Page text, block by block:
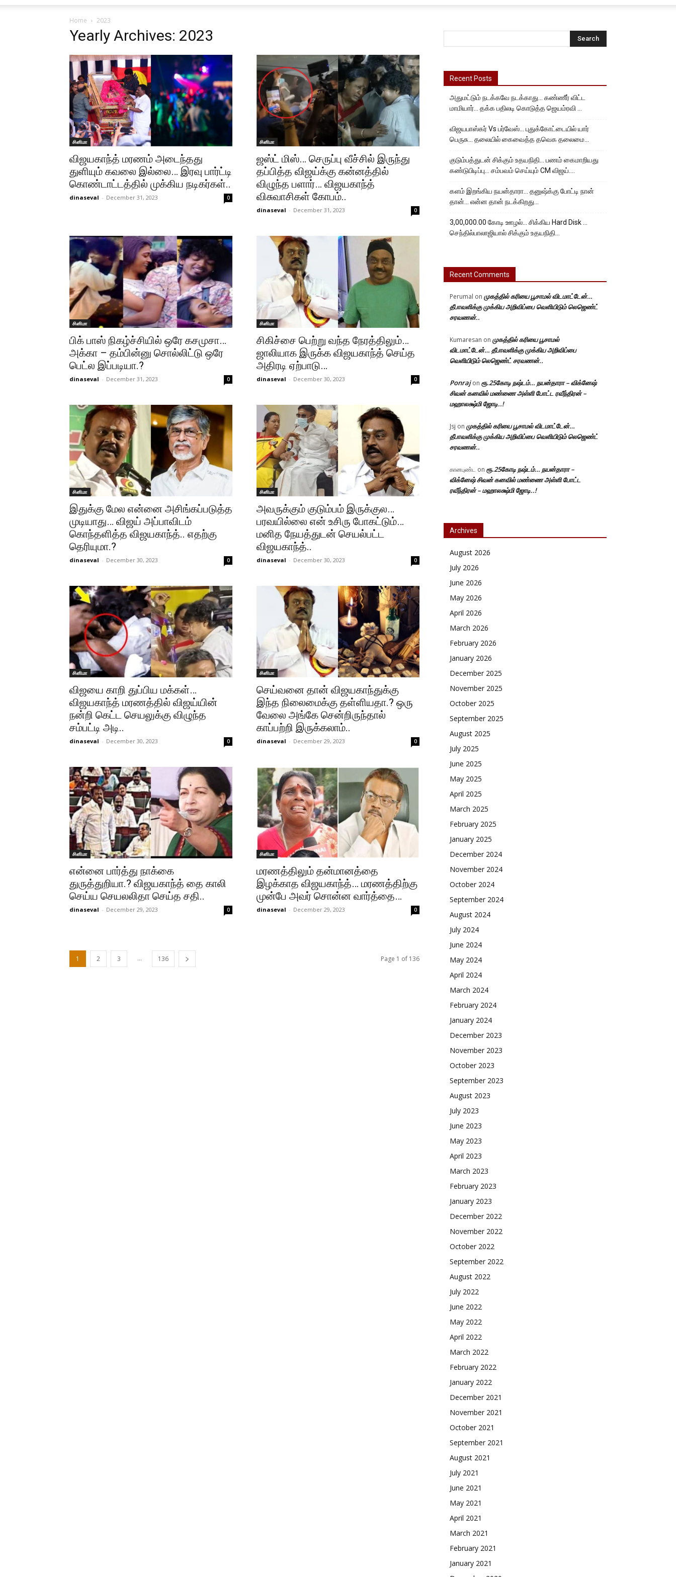
Home 2023
Yearly Archives: 2023
சினிமா
விஜயகாந்த் மரணம் அடைந்தது
துளியும் கவலை இல்லை… இரவு பார்ட்டி
கொண்டாட்டத்தில் முக்கிய நடிகர்கள்..
dinaseval - December 31, 2023 0
சினிமா
ஜஸ்ட் மிஸ்… செருப்பு வீச்சில் இருந்து
தப்பித்த விஜய்க்கு கன்னத்தில்
விழுந்த பளார்… விஜயகாந்த்
விசுவாசிகள் கோபம்..
dinaseval - December 31, 2023 0
சினிமா
பிக் பாஸ் நிகழ்ச்சியில் ஒரே கசமுசா…
அக்கா – தம்பின்னு சொல்லிட்டு ஒரே
பெட்ல இப்படியா.?
dinaseval - December 31, 2023 0
சினிமா
சிகிச்சை பெற்று வந்த நேரத்திலும்…
ஜாலியாக இருக்க விஜயகாந்த் செய்த
அதிரடி ஏற்பாடு…
dinaseval - December 30, 2023 0
சினிமா
இதுக்கு மேல என்னை அசிங்கப்படுத்த
முடியாது… விஜய் அப்பாவிடம்
கொந்தளித்த விஜயகாந்த்.. எதற்கு
தெரியுமா.?
dinaseval - December 30, 2023 0
சினிமா
அவருக்கும் குடும்பம் இருக்குல…
பரவயில்லை என் உசிரு போகட்டும்…
மனித நேயத்துடன் செயல்பட்ட
விஜயகாந்த்..
dinaseval - December 30, 2023 0
சினிமா
விஜயை காறி துப்பிய மக்கள்…
விஜயகாந்த் மரணத்தில் விஜய்யின்
நன்றி கெட்ட செயலுக்கு விழுந்த
சம்பட்டி அடி..
dinaseval - December 30, 2023 0
சினிமா
செய்வனை தான் விஜயகாந்துக்கு
இந்த நிலைமைக்கு தள்ளியதா.? ஒரு
வேலை அங்கே சென்றிருந்தால்
காப்பற்றி இருக்கலாம்..
dinaseval - December 29, 2023 0
சினிமா
என்னை பார்த்து நாக்கை
துருத்துறியா.? விஜயகாந்த் தை காலி
செய்ய செயலலிதா செய்த சதி..
dinaseval - December 29, 2023 0
சினிமா
மரணத்திலும் தன்மானத்தை
இழக்காத விஜயகாந்த்… மரணத்திற்கு
முன்பே அவர் சொன்ன வார்த்தை…
dinaseval - December 29, 2023 0
1 2 3 ... 136 Page 1 of 136
Recent Posts
அதுமட்டும் நடக்கவே நடக்காது… கண்ணீர் விட்ட
மாமியார்… தக்க பதிலடி கொடுத்த ஜெயம்ரவி …
விஜயபாஸ்கர் Vs பர்வேஸ்… புதுக்கோட்டையில் யார்
பெருசு… தலையில் கைவைத்த தவெக தலைமை…
குடும்பத்துடன் சிக்கும் உதயநிதி… பணம் கைமாறியது
கண்டுபிடிப்பு… சம்பவம் செய்யும் CM விஜய்….
களம் இறங்கிய நயன்தாரா… தனுஷ்க்கு போட்டி நான்
தான்… என்ன தான் நடக்கிறது…
3,00,000.00 கோடி ஊழல்… சிக்கிய Hard Disk …
செந்தில்பாலாஜியால் சிக்கும் உதயநிதி…
Recent Comments
Perumal on முகத்தில் கரியை பூசாமல் விடமாட்டேன்…
தீபாவளிக்கு முக்கிய அறிவிப்பை வெளியிடும் லெஜெண்ட்
சரவணன்..
Kumaresan on முகத்தில் கரியை பூசாமல்
விடமாட்டேன்… தீபாவளிக்கு முக்கிய அறிவிப்பை
வெளியிடும் லெஜெண்ட் சரவணன்..
Ponrajon ரூ.25கோடி நஷ்டம்… நயன்தாரா – விக்னேஷ்
சிவன் கனவில் மண்ணை அள்ளி போட்ட ரவீந்திரன் –
மஹாலக்ஷ்மி ஜோடி..!
Jsj on முகத்தில் கரியை பூசாமல் விடமாட்டேன்…
தீபாவளிக்கு முக்கிய அறிவிப்பை வெளியிடும் லெஜெண்ட்
சரவணன்..
கானபுண்ட on ரூ.25கோடி நஷ்டம்… நயன்தாரா –
விக்னேஷ் சிவன் கனவில் மண்ணை அள்ளி போட்ட
ரவீந்திரன் – மஹாலக்ஷ்மி ஜோடி..!
Archives
August 2026
July 2026
June 2026
May 2026
April 2026
March 2026
February 2026
January 2026
December 2025
November 2025
October 2025
September 2025
August 2025
July 2025
June 2025
May 2025
April 2025
March 2025
February 2025
January 2025
December 2024
November 2024
October 2024
September 2024
August 2024
July 2024
June 2024
May 2024
April 2024
March 2024
February 2024
January 2024
December 2023
November 2023
October 2023
September 2023
August 2023
July 2023
June 2023
May 2023
April 2023
March 2023
February 2023
January 2023
December 2022
November 2022
October 2022
September 2022
August 2022
July 2022
June 2022
May 2022
April 2022
March 2022
February 2022
January 2022
December 2021
November 2021
October 2021
September 2021
August 2021
July 2021
June 2021
May 2021
April 2021
March 2021
February 2021
January 2021